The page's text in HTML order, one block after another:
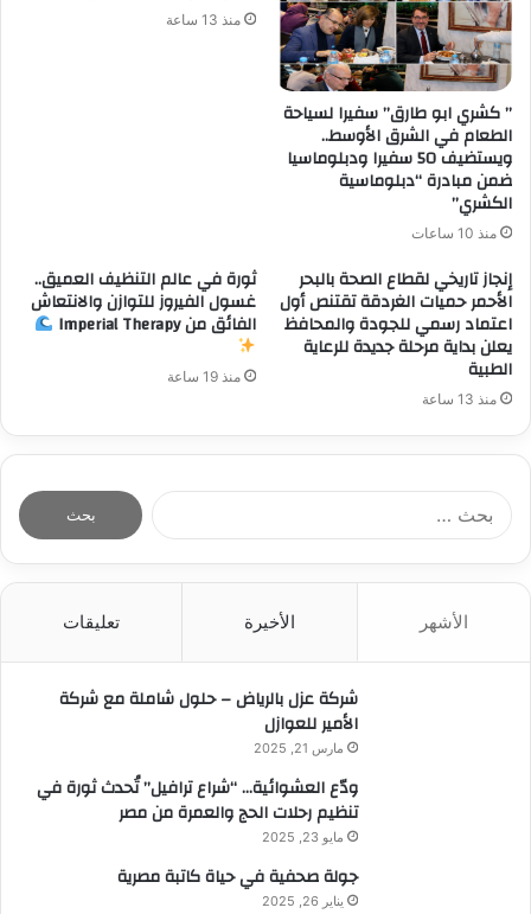
” كشري ابو طارق” سفيرا لسياحة
الطعام في الشرق الأوسط..
ويستضيف 50 سفيرا ودبلوماسيا
ضمن مبادرة “دبلوماسية
الكشري”
منذ 10 ساعات
منذ 13 ساعة
إنجاز تاريخي لقطاع الصحة بالبحر
الأحمر حميات الغردقة تقتنص أول
اعتماد رسمي للجودة والمحافظ
يعلن بداية مرحلة جديدة للرعاية
الطبية
منذ 13 ساعة
ثورة في عالم التنظيف العميق..
غسول الفيروز للتوازن والانتعاش
الفائق من Imperial Therapy
منذ 19 ساعة
الأشهر الأخيرة تعليقات
شركة عزل بالرياض – حلول شاملة مع شركة
الأمير للعوازل
مارس 21, 2025
ودّع العشوائية… “شراع ترافيل” تُحدث ثورة في
تنظيم رحلات الحج والعمرة من مصر
مايو 23, 2025
جولة صحفية في حياة كاتبة مصرية
يناير 26, 2025